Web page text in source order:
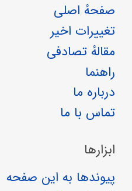
صفحهٔ اصلی
تغییرات اخیر
مقالهٔ تصادفی
راهنما
درباره ما
تماس با ما
ابزارها
پیوندها به این صفحه